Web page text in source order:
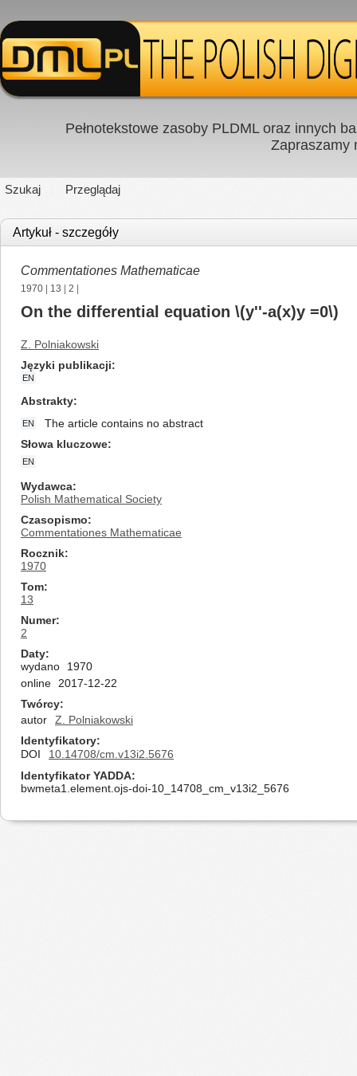
Pełnotekstowe zasoby PLDML oraz innych
Zapraszamy
Szukaj Przeglądaj
Artykuł - szczegóły
Commentationes Mathematicae
1970 13 2
On the differential equation \(y''-a(x)y =0\)
Z. Polniakowski
Języki publikacji
EN
Abstrakty
EN
The article contains no abstract
Słowa kluczowe
EN
Wydawca
Polish Mathematical Society
Czasopismo
Commentationes Mathematicae
Rocznik
1970
Tom
13
Numer
2
Daty
wydano
1970
online
2017-12-22
Twórcy
autor
Z. Polniakowski
Identyfikatory
DOI
10.14708/cm.v13i2.5676
Identyfikator YADDA
bwmeta1.element.ojs-doi-10_14708_cm_v13i2_5676